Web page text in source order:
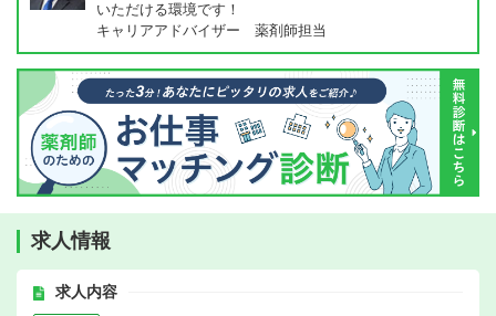
いただける環境です！
キャリアアドバイザー 薬剤師担当
求人情報
求人内容